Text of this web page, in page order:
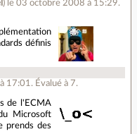
) le 03 octobre 2008 à 15:29.
définis
17:01 . Évalué à 7.
de l'ECMA
Microsoft
prends des